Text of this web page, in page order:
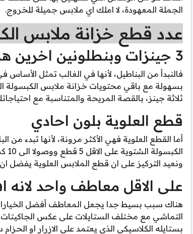
الجملة المعهودة، لا املك اي ملابس جميلة للخروج.
عدد قطع خزانة ملابس
3 جينزات وبنطلونين اخرين هما الاساس
فالنبدأ من البناطيل، لأنها في الغالب تمثل
ثلاثة جينز، بالقصة المريحة والمتناسبة مع
قطع العلوية بلون احادي
أما القطع العلوية فهي الأكثر مرونة، لأنها تبدء
ونعيد التركيز على ان قطع الملابس العلوية يفضل
على الاقل معاطف واحد لانه
هناك سبب بسيط جدا يجعل المعاطف أفضل
التماشي مع مختلف الستايلات على عكس
بستايله الكلاسيكي الذي يعتمد على الازرار او